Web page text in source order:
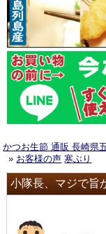
かつお生節 通販 長崎県
» お客様の声 寒ぶり
小隊長、マジで旨